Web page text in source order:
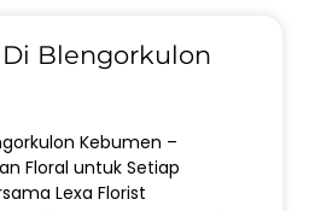
Blengorkulon
Kebumen –
Floral untuk Setiap
Lexa Florist